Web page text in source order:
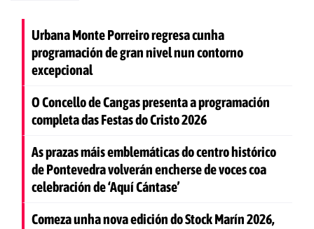
Urbana Monte Porreiro regresa cunha
programación de gran nivel nun contorno
excepcional
O Concello de Cangas presenta a programación
completa das Festas do Cristo 2026
As prazas máis emblemáticas do centro histórico
de Pontevedra volverán encherse de voces coa
celebración de ‘Aquí Cántase’
Comeza unha nova edición do Stock Marín 2026,